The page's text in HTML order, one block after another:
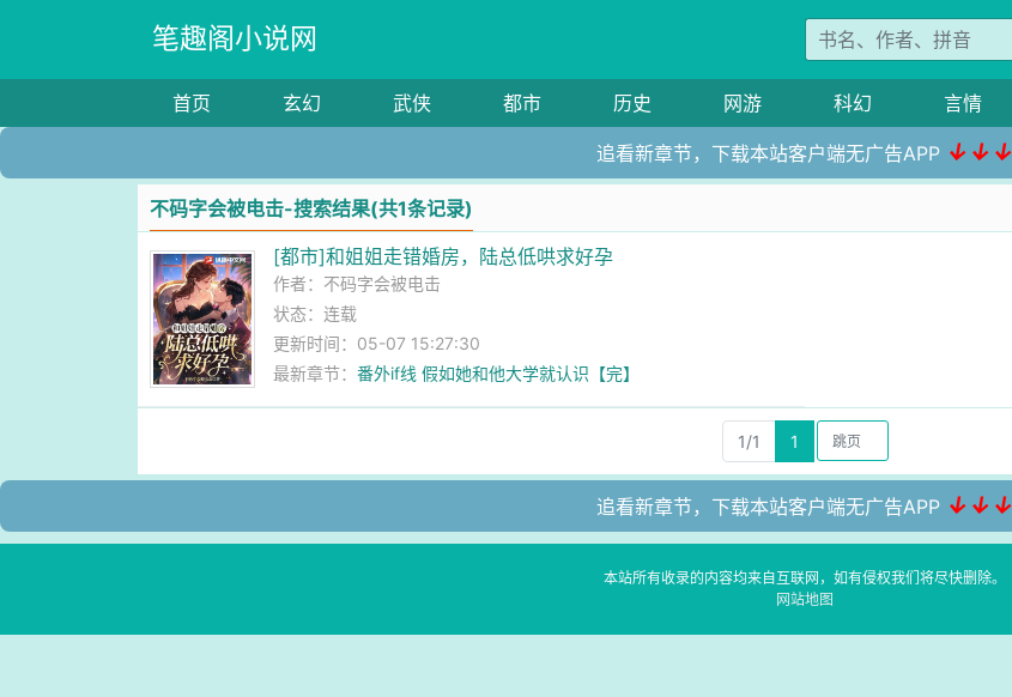
笔趣阁小说网
首页 玄幻 武侠 都市 历史 网游 科幻 言情
追看新章节，下载本站客户端无广告APP ↓↓↓
不码字会被电击-搜索结果(共1条记录)
[都市]和姐姐走错婚房，陆总低哄求好孕
作者： 不码字会被电击
状态：连载
更新时间：05-07 15:27:30
最新章节：番外if线 假如她和他大学就认识【完】
1/1 1
追看新章节，下载本站客户端无广告APP ↓↓↓
本站所有收录的内容均来自互联网，如有侵权我们将尽快删除。
网站地图